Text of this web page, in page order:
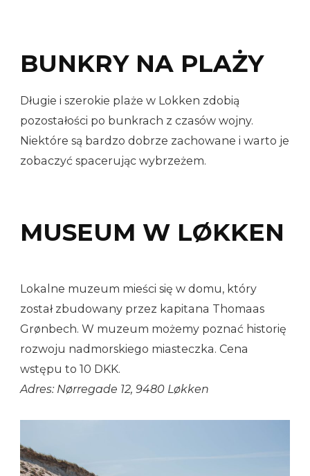
BUNKRY NA PLAŻY
Długie i szerokie plaże w Lokken zdobią
pozostałości po bunkrach z czasów wojny.
Niektóre są bardzo dobrze zachowane i warto je
zobaczyć spacerując wybrzeżem.
MUSEUM W LØKKEN
Lokalne muzeum mieści się w domu, który
został zbudowany przez kapitana Thomaas
Grønbech. W muzeum możemy poznać historię
rozwoju nadmorskiego miasteczka. Cena
wstępu to 10 DKK.
Adres: Nørregade 12, 9480 Løkken